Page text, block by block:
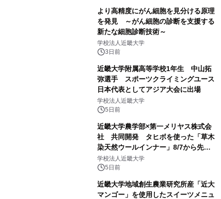
より高精度にがん細胞を見分ける原理
を発見 ～がん細胞の診断を支援する
新たな細胞診断技術～
学校法人近畿大学
3日前
近畿大学附属高等学校1年生 中山拓
弥選手 スポーツクライミングユース
日本代表としてアジア大会に出場
学校法人近畿大学
5日前
近畿大学農学部×第一メリヤス株式会
社 共同開発 タヒボを使った「草木
染天然ウールインナー」8/7から先行
販売
学校法人近畿大学
5日前
近畿大学地域創生農業研究所産「近大
マンゴー」を使用したスイーツメニュ